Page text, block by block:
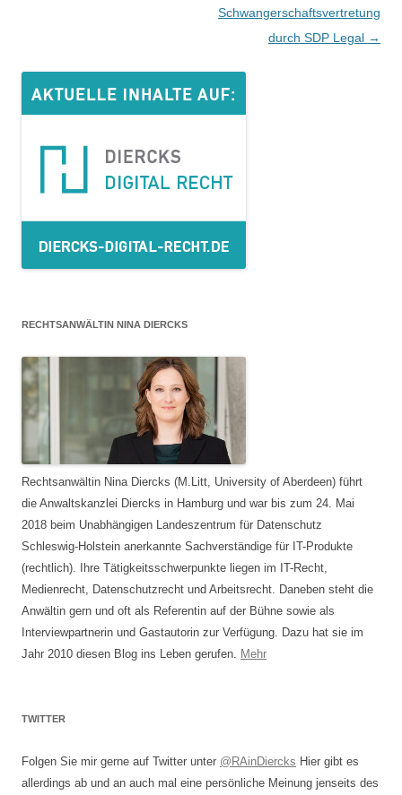
Schwangerschaftsvertretung
durch SDP Legal →
RECHTSANWÄLTIN NINA DIERCKS
Rechtsanwältin Nina Diercks (M.Litt, University of Aberdeen) führt
die Anwaltskanzlei Diercks in Hamburg und war bis zum 24. Mai
2018 beim Unabhängigen Landeszentrum für Datenschutz
Schleswig-Holstein anerkannte Sachverständige für IT-Produkte
(rechtlich). Ihre Tätigkeitsschwerpunkte liegen im IT-Recht,
Medienrecht, Datenschutzrecht und Arbeitsrecht. Daneben steht die
Anwältin gern und oft als Referentin auf der Bühne sowie als
Interviewpartnerin und Gastautorin zur Verfügung. Dazu hat sie im
Jahr 2010 diesen Blog ins Leben gerufen. Mehr
TWITTER
Folgen Sie mir gerne auf Twitter unter @RAinDiercks Hier gibt es
allerdings ab und an auch mal eine persönliche Meinung jenseits des